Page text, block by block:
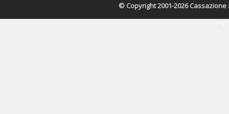
© Copyright 2001-2026 Cassazione